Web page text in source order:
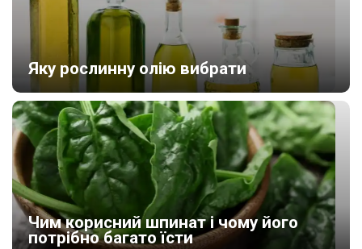
Яку рослинну олію вибрати
Чим корисний шпинат і чому його
потрібно багато їсти